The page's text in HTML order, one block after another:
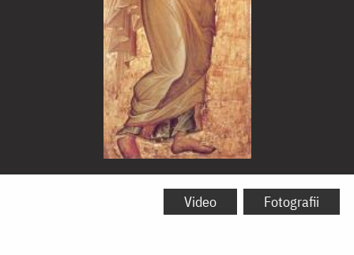
Sfântul
Video Fotografii